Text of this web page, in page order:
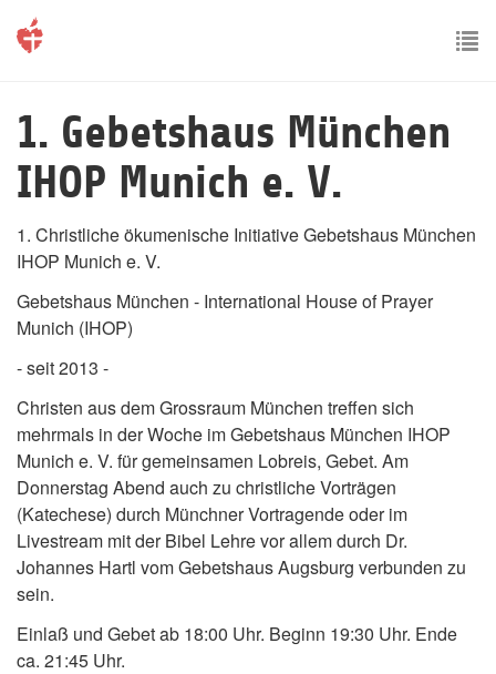
1. Gebetshaus München
IHOP Munich e. V.
1. Christliche ökumenische Initiative Gebetshaus München
IHOP Munich e. V.
Gebetshaus München - International House of Prayer
Munich (IHOP)
- seit 2013 -
Christen aus dem Grossraum München treffen sich
mehrmals in der Woche im Gebetshaus München IHOP
Munich e. V. für gemeinsamen Lobreis, Gebet. Am
Donnerstag Abend auch zu christliche Vorträgen
(Katechese) durch Münchner Vortragende oder im
Livestream mit der Bibel Lehre vor allem durch Dr.
Johannes Hartl vom Gebetshaus Augsburg verbunden zu
sein.
Einlaß und Gebet ab 18:00 Uhr. Beginn 19:30 Uhr. Ende
ca. 21:45 Uhr.